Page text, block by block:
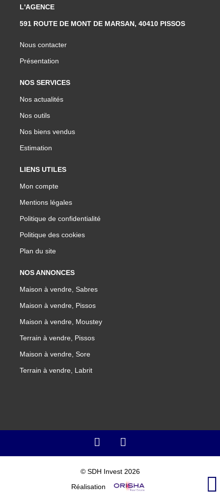
L'AGENCE
591 ROUTE DE MONT DE MARSAN, 40410 PISSOS
Nous contacter
Présentation
NOS SERVICES
Nos actualités
Nos outils
Nos biens vendus
Estimation
LIENS UTILES
Mon compte
Mentions légales
Politique de confidentialité
Politique des cookies
Plan du site
NOS ANNONCES
Maison à vendre, Sabres
Maison à vendre, Pissos
Maison à vendre, Moustey
Terrain à vendre, Pissos
Maison à vendre, Sore
Terrain à vendre, Labrit
© SDH Invest 2026
Réalisation